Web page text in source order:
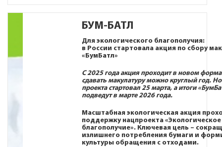
БУМ-БАТЛ
Для экологического благополучия:
в России стартовала акция по сбору
«БумБатл»
С 2025 года акция проходит в новом
сдавать макулатуру можно круглый год.
проекта стартовал 25 марта, а итоги
подведут в марте 2026 года.
Масштабная экологическая акция
поддержку нацпроекта «Экологическое
благополучие». Ключевая цель –
излишнего потребления бумаги и
культуры обращения с отходами.